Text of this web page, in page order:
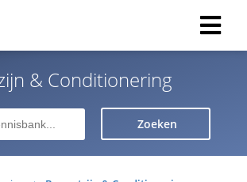
& Conditionering
Zoeken